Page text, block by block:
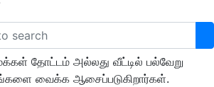
தோட்டம் அல்லது வீட்டில் பல்வேறு
வைக்க ஆசைப்படுகிறார்கள்.